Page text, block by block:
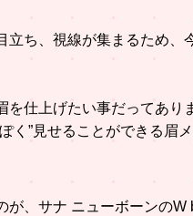
立ち、視線が集まるため、
仕上げたい事だってあり
く”見せることができる眉
が、サナ ニューボーンの